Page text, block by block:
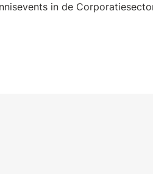
in de